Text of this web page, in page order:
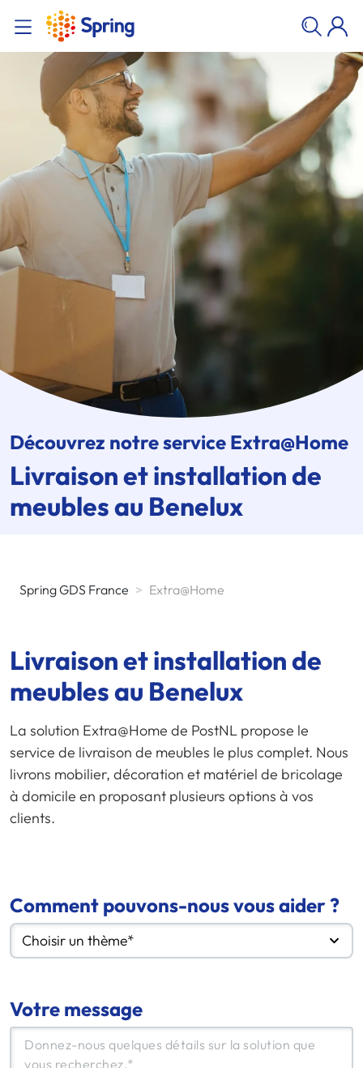
Découvrez notre service Extra@Home
Livraison et installation de
meubles au Benelux
Spring GDS France > Extra@home
Livraison et installation de
meubles au Benelux
La solution Extra@Home de PostNL propose le
service de livraison de meubles le plus complet. Nous
livrons mobilier, décoration et matériel de bricolage
à domicile en proposant plusieurs options à vos
clients.
Comment pouvons-nous vous aider ?
Choisir un thème*
Votre message